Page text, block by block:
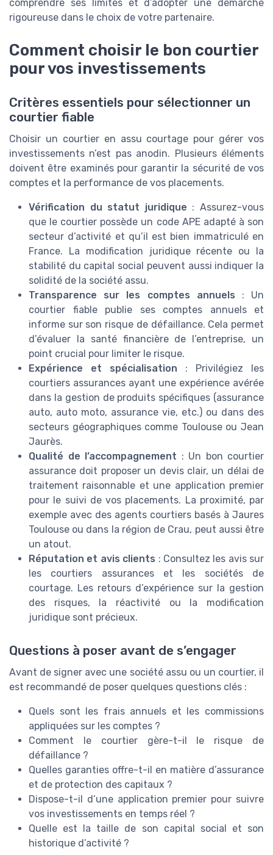
comprendre ses limites et d’adopter une démarche
rigoureuse dans le choix de votre partenaire.
Comment choisir le bon courtier
pour vos investissements
Critères essentiels pour sélectionner un
courtier fiable
Choisir un courtier en assu courtage pour gérer vos
investissements n’est pas anodin. Plusieurs éléments
doivent être examinés pour garantir la sécurité de vos
comptes et la performance de vos placements.
Vérification du statut juridique : Assurez-vous
que le courtier possède un code APE adapté à son
secteur d’activité et qu’il est bien immatriculé en
France. La modification juridique récente ou la
stabilité du capital social peuvent aussi indiquer la
solidité de la société assu.
Transparence sur les comptes annuels : Un
courtier fiable publie ses comptes annuels et
informe sur son risque de défaillance. Cela permet
d’évaluer la santé financière de l’entreprise, un
point crucial pour limiter le risque.
Expérience et spécialisation : Privilégiez les
courtiers assurances ayant une expérience avérée
dans la gestion de produits spécifiques (assurance
auto, auto moto, assurance vie, etc.) ou dans des
secteurs géographiques comme Toulouse ou Jean
Jaurès.
Qualité de l’accompagnement : Un bon courtier
assurance doit proposer un devis clair, un délai de
traitement raisonnable et une application premier
pour le suivi de vos placements. La proximité, par
exemple avec des agents courtiers basés à Jaures
Toulouse ou dans la région de Crau, peut aussi être
un atout.
Réputation et avis clients : Consultez les avis sur
les courtiers assurances et les sociétés de
courtage. Les retours d’expérience sur la gestion
des risques, la réactivité ou la modification
juridique sont précieux.
Questions à poser avant de s’engager
Avant de signer avec une société assu ou un courtier, il
est recommandé de poser quelques questions clés :
Quels sont les frais annuels et les commissions
appliquées sur les comptes ?
Comment le courtier gère-t-il le risque de
défaillance ?
Quelles garanties offre-t-il en matière d’assurance
et de protection des capitaux ?
Dispose-t-il d’une application premier pour suivre
vos investissements en temps réel ?
Quelle est la taille de son capital social et son
historique d’activité ?